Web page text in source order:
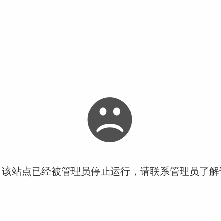
站点已经被管理员停止运行，请联系管理员了